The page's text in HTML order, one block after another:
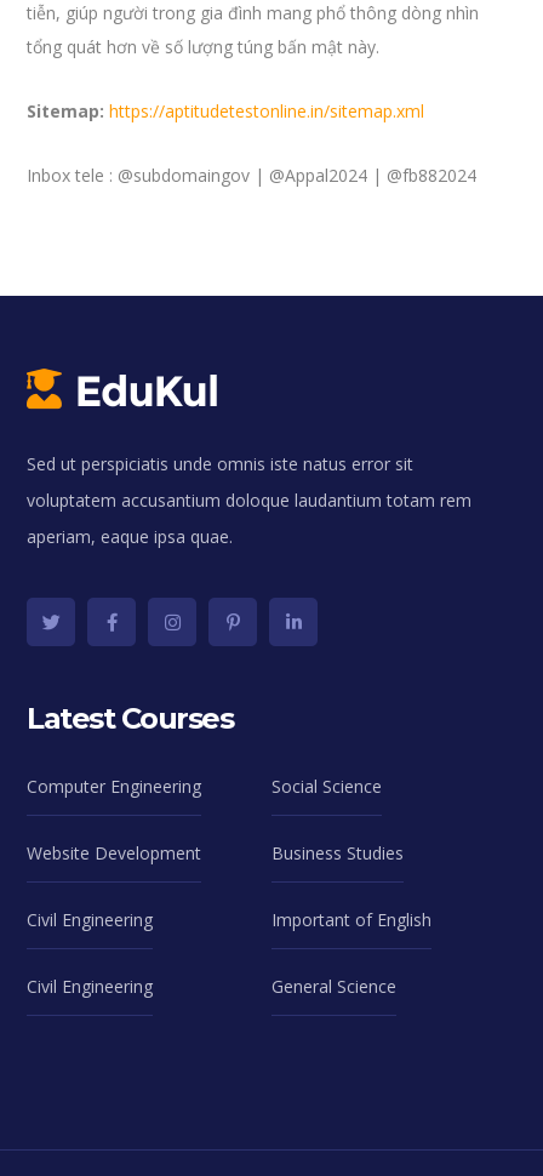
tiễn, giúp người trong gia đình mang phổ thông dòng nhìn
tổng quát hơn về số lượng túng bấn mật này.
Sitemap: https://aptitudetestonline.in/sitemap.xml
Inbox tele : @subdomaingov | @Appal2024 | @fb882024
Sed ut perspiciatis unde omnis iste natus error sit
voluptatem accusantium doloque laudantium totam rem
aperiam, eaque ipsa quae.
Latest Courses
Computer Engineering Social Science
Website Development Business Studies
Civil Engineering Important of English
Civil Engineering General Science